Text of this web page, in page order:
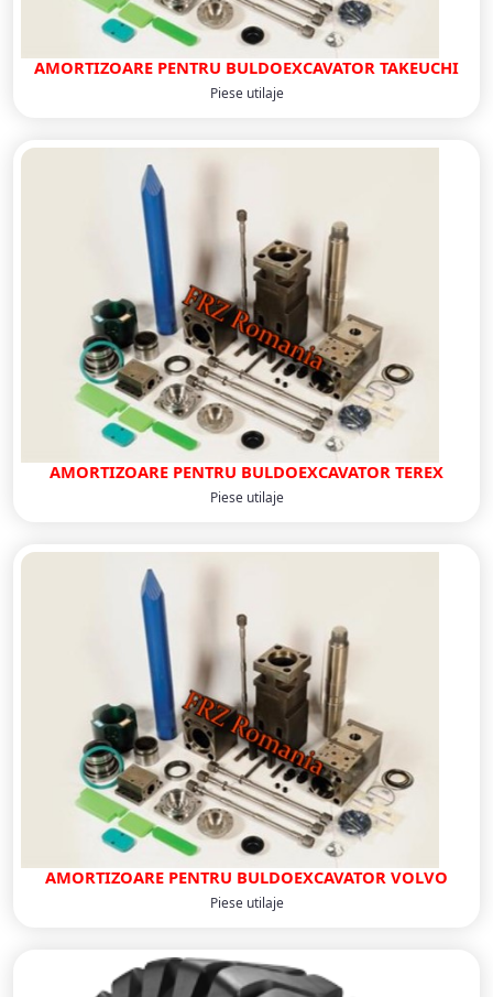
AMORTIZOARE PENTRU BULDOEXCAVATOR TAKEUCHI
Piese utilaje
AMORTIZOARE PENTRU BULDOEXCAVATOR TEREX
Piese utilaje
AMORTIZOARE PENTRU BULDOEXCAVATOR VOLVO
Piese utilaje